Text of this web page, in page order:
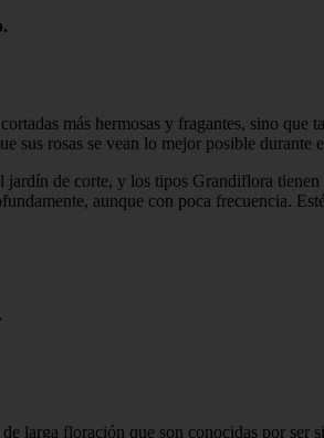
más hermosas y fragantes, sino
sus rosas se vean lo mejor posible durante
jardín de corte, y los tipos Grandiflora
aunque con poca frecuencia.
larga floración que son conocidas por